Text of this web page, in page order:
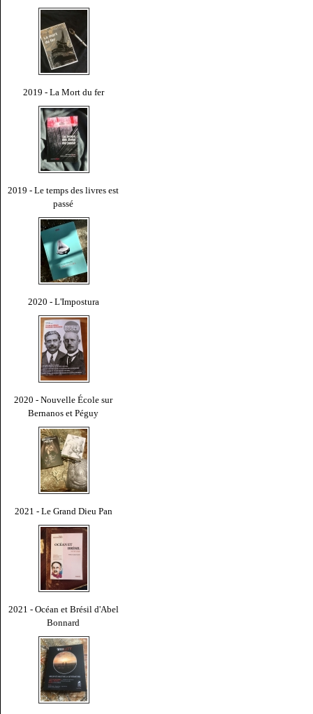
2019 - La Mort du fer
2019 - Le temps des livres est
passé
2020 - L'Impostura
2020 - Nouvelle École sur
Bernanos et Péguy
2021 - Le Grand Dieu Pan
2021 - Océan et Brésil d'Abel
Bonnard